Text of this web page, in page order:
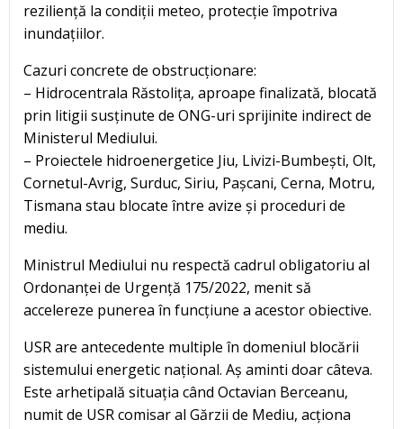
reziliență la condiții meteo, protecție împotriva
inundațiilor.
Cazuri concrete de obstrucționare:
– Hidrocentrala Răstolița, aproape finalizată, blocată
prin litigii susținute de ONG-uri sprijinite indirect de
Ministerul Mediului.
– Proiectele hidroenergetice Jiu, Livizi-Bumbești, Olt,
Cornetul-Avrig, Surduc, Siriu, Pașcani, Cerna, Motru,
Tismana stau blocate între avize și proceduri de
mediu.
Ministrul Mediului nu respectă cadrul obligatoriu al
Ordonanței de Urgență 175/2022, menit să
accelereze punerea în funcțiune a acestor obiective.
USR are antecedente multiple în domeniul blocării
sistemului energetic național. Aș aminti doar câteva.
Este arhetipală situația când Octavian Berceanu,
numit de USR comisar al Gărzii de Mediu, acționa